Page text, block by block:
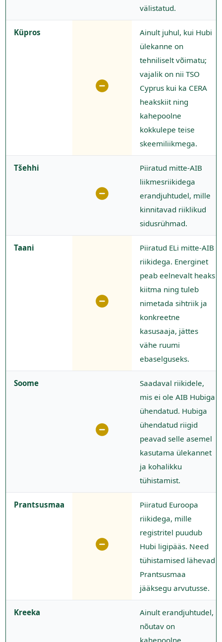
välistatud.
Küpros
Ainult juhul, kui Hubi
ülekanne on
tehniliselt võimatu;
vajalik on nii TSO
Cyprus kui ka CERA
heakskiit ning
kahepoolne
kokkulepe teise
skeemiliikmega.
Tšehhi
Piiratud mitte-AIB
liikmesriikidega
erandjuhtudel, mille
kinnitavad riiklikud
sidusrühmad.
Taani
Piiratud ELi mitte-AIB
riikidega. Energinet
peab eelnevalt heaks
kiitma ning tuleb
nimetada sihtriik ja
konkreetne
kasusaaja, jättes
vähe ruumi
ebaselguseks.
Soome
Saadaval riikidele,
mis ei ole AIB Hubiga
ühendatud. Hubiga
ühendatud riigid
peavad selle asemel
kasutama ülekannet
ja kohalikku
tühistamist.
Prantsusmaa
Piiratud Euroopa
riikidega, mille
registritel puudub
Hubi ligipääs. Need
tühistamised lähevad
Prantsusmaa
jääksegu arvutusse.
Kreeka
Ainult erandjuhtudel,
nõutav on